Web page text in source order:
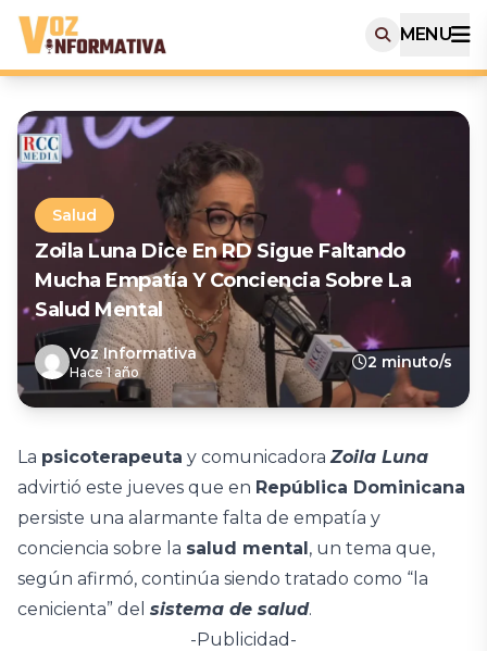
MENU
Salud
Zoila Luna Dice En RD Sigue Faltando
Mucha Empatía Y Conciencia Sobre La
Salud Mental
Voz Informativa
Hace 1 año
2 minuto/s
La psicoterapeuta y comunicadoraZoila Luna
advirtió este jueves que en República Dominicana
persiste una alarmante falta de empatía y
conciencia sobre la salud mental, un tema que,
según afirmó, continúa siendo tratado como “la
cenicienta” del sistema de salud.
-Publicidad-